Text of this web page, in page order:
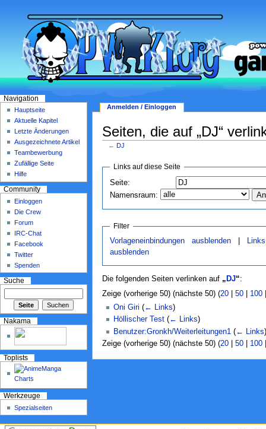
Seiten, die auf „DJ“
← DJ
Links auf diese Seite
Seite:
Namensraum:
Filter
Vorlageneinbindungen ausblenden
ausblenden
Die folgenden Seiten verlinken auf „ DJ“:
Zeige (vorherige 50) (nächste 50) (20| 50| 100
Oni Giri (← Links)
Höllischer Test (← Links)
Benutzer:Gronkh/Weiterleitungen1 (← Links)
Zeige (vorherige 50) (nächste 50) (20| 50| 100
Anmelden / Einloggen
Navigation
Hauptseite
Aktuelle Kapitel
Letzte Änderungen
Ausgezeichnete Artikel
Teambewerbung
Zufällige Seite
Hilfe
Community
Einloggen
Die Crew
Forum
IRC-Chat
Facebook
Twitter
Spenden
Suche
Nakama
Toplists
Werkzeuge
Spezialseiten